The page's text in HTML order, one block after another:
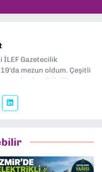
İLEF Gazetecilik
mezun oldum. Çeşitli
editörlük,